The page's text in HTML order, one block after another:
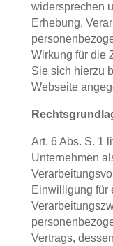
widersprechen
Erhebung,
Wirkung für die
Sie sich hierzu
Webseite
Art. 6 Abs. S. 1
Unternehmen
Einwilligung für
Vertrags,